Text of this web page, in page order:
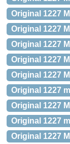
Original 1227
Original 1227
Original 1227
Original 1227
Original 1227
Original 1227
Original 1227
Original 1227
Original 1227